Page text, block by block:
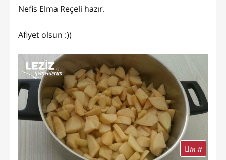
Nefis Elma Reçeli hazır.
Afiyet olsun :))
in it